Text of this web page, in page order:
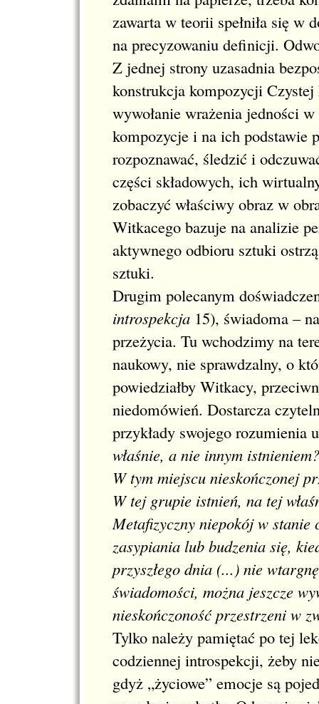
zawarta w teorii spełniła się w
na precyzowaniu definicji.
Z jednej strony uzasadnia
konstrukcja kompozycji
wywołanie wrażenia jedności
kompozycje i na ich podstawie
rozpoznawać, śledzić i
części składowych, ich
zobaczyć właściwy obraz w
Witkacego bazuje na analizie
aktywnego odbioru sztuki
sztuki.
Drugim polecanym
introspekcja 15), świadoma –
przeżycia. Tu wchodzimy na
naukowy, nie sprawdzalny, o
powiedziałby Witkacy,
niedomówień. Dostarcza
przykłady swojego rozumienia
właśnie, a nie innym istnieniem?
W tym miejscu nieskończonej
W tej grupie istnień, na tej
Metafizyczny niepokój w stanie
zasypiania lub budzenia się,
przyszłego dnia (...) nie
świadomości, można jeszcze
nieskończoność przestrzeni w
Tylko należy pamiętać po tej
codziennej introspekcji, żeby
gdyż „życiowe” emocje są